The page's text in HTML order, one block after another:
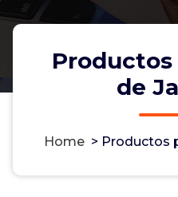
de
Home> Productos